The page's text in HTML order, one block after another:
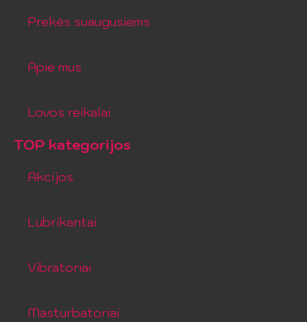
Prekės suaugusiems
Apie mus
Lovos reikalai
TOP kategorijos
Akcijos
Lubrikantai
Vibratoriai
Masturbatoriai